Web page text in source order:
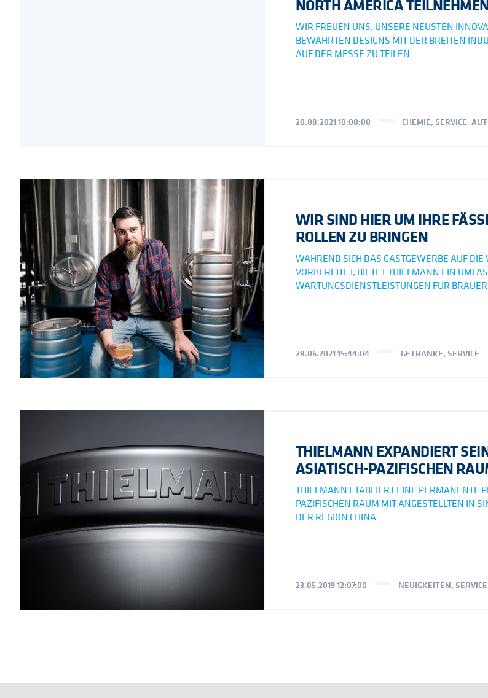
NORTH AMERICA
WIR FREUEN UNS, UNSERE NEUSTEN
BEWÄHRTEN DESIGNS MIT DER BREITEN
AUF DER MESSE ZU TEILEN
20.08.2021 10:00:00 CHEMIE, SERVICE,
WIR SIND HIER UM IHRE
ROLLEN ZU BRINGEN
WÄHREND SICH DAS GASTGEWERBE AUF
VORBEREITET, BIETET THIELMANN EIN
WARTUNGSDIENSTLEISTUNGEN FÜR
28.06.2021 15:44:04 GETRÄNKE, SERVICE
THIELMANN EXPANDIERT
ASIATISCH-PAZIFISCHEN
THIELMANN ETABLIERT EINE PERMANENTE
PAZIFISCHEN RAUM MIT ANGESTELLTEN IN
DER REGION CHINA
23.05.2019 12:07:00 NEUIGKEITEN, SERVICE